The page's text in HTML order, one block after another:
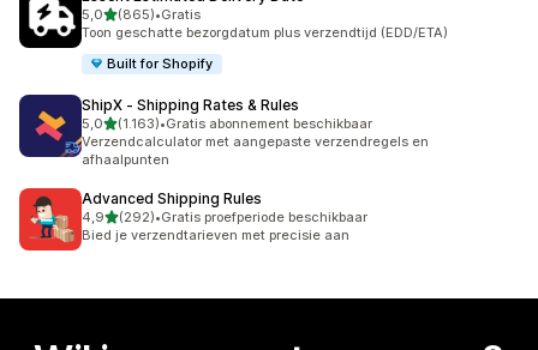
5,0van 5 sterren
(865)
865 recensies in totaal
•Gratis
Toon geschatte bezorgdatum plus verzendtijd (EDD/ETA)
Built for Shopify
ShipX ‑ Shipping Rates & Rules
5,0van 5 sterren
(1.163)
1163 recensies in totaal
•Gratis abonnement beschikbaar
Verzendcalculator met aangepaste verzendregels en
afhaalpunten
Advanced Shipping Rules
4,9van 5 sterren
(292)
292 recensies in totaal
•Gratis proefperiode beschikbaar
Bied je verzendtarieven met precisie aan